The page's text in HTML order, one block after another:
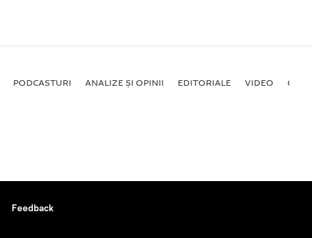
PODCASTURI ANALIZE ȘI OPINII EDITORIALE VIDEO
Feedback